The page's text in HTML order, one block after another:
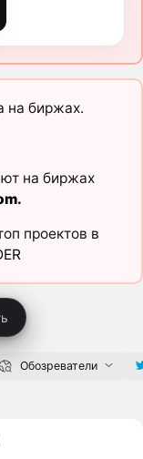
на биржах.
на биржах
.
проектов в
Обозреватели